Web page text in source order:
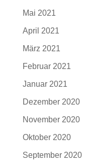
Mai 2021
April 2021
März 2021
Februar 2021
Januar 2021
Dezember 2020
November 2020
Oktober 2020
September 2020